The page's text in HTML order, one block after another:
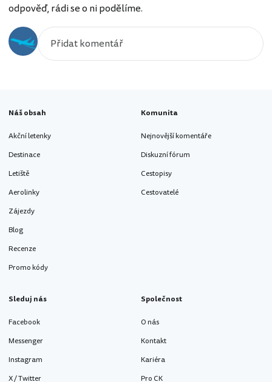
odpověď, rádi se o ni podělíme.
Náš obsah
Akční letenky
Destinace
Letiště
Aerolinky
Zájezdy
Blog
Recenze
Promo kódy
Komunita
Nejnovější komentáře
Diskuzní fórum
Cestopisy
Cestovatelé
Sleduj nás
Facebook
Messenger
Instagram
X / Twitter
Společnost
O nás
Kontakt
Kariéra
Pro CK